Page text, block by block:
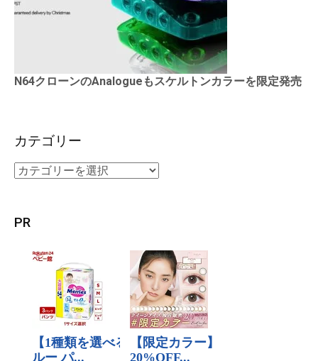
N64クローンのAnalogueもスケルトンカラーを限定発売
カテゴリー
PR